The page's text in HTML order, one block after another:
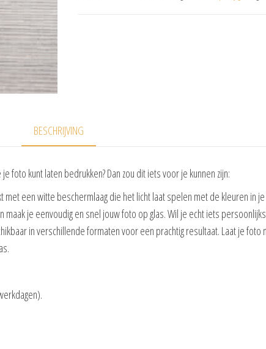
BESCHRIJVING
foto kunt laten bedrukken? Dan zou dit iets voor je kunnen zijn:
met een witte beschermlaag die het licht laat spelen met de kleuren in
je eenvoudig en snel jouw foto op glas. Wil je echt iets
in verschillende formaten voor een prachtig resultaat. Laat je foto